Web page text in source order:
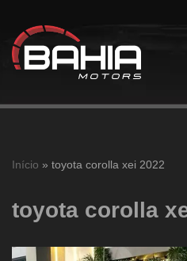
Pular
para
Início » toyota corolla xei 2022
toyota corolla